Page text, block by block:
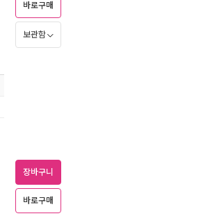
바로구매
보관함
장바구니
바로구매